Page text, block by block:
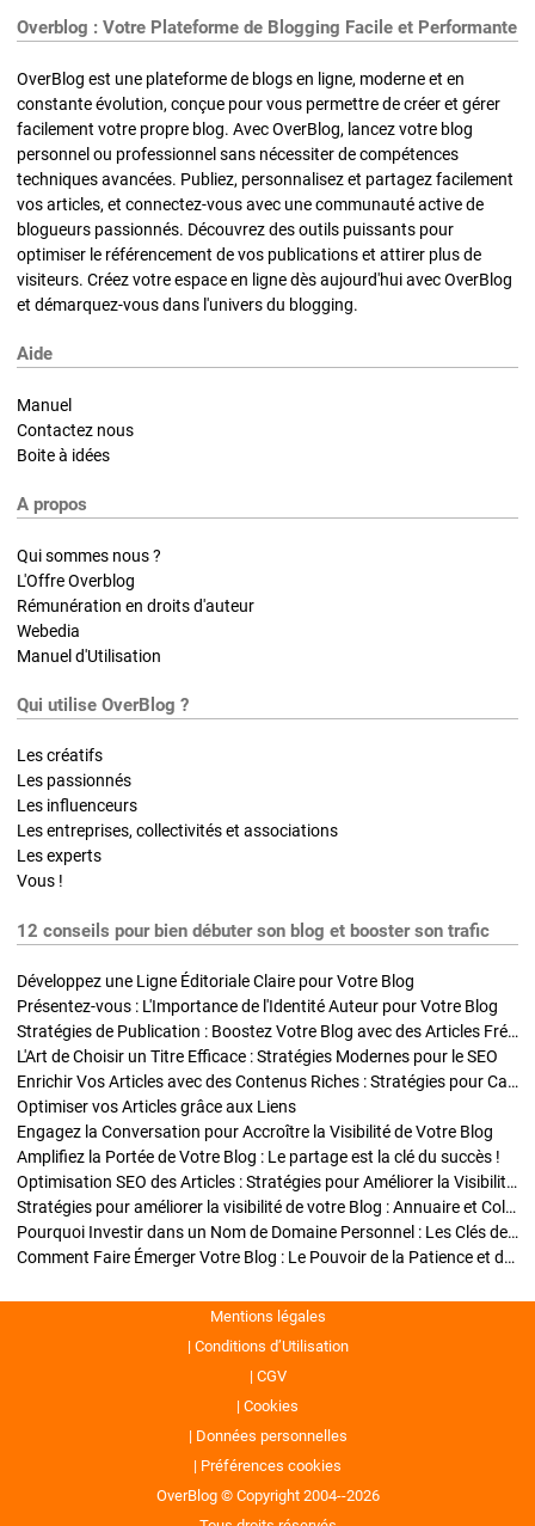
Overblog : Votre Plateforme de Blogging Facile et Performante
OverBlog est une plateforme de blogs en ligne, moderne et en
constante évolution, conçue pour vous permettre de créer et gérer
facilement votre propre blog. Avec OverBlog, lancez votre blog
personnel ou professionnel sans nécessiter de compétences
techniques avancées. Publiez, personnalisez et partagez facilement
vos articles, et connectez-vous avec une communauté active de
blogueurs passionnés. Découvrez des outils puissants pour
optimiser le référencement de vos publications et attirer plus de
visiteurs. Créez votre espace en ligne dès aujourd'hui avec OverBlog
et démarquez-vous dans l'univers du blogging.
Aide
Manuel
Contactez nous
Boite à idées
A propos
Qui sommes nous ?
L'Offre Overblog
Rémunération en droits d'auteur
Webedia
Manuel d'Utilisation
Qui utilise OverBlog ?
Les créatifs
Les passionnés
Les influenceurs
Les entreprises, collectivités et associations
Les experts
Vous !
12 conseils pour bien débuter son blog et booster son trafic
Développez une Ligne Éditoriale Claire pour Votre Blog
Présentez-vous : L'Importance de l'Identité Auteur pour Votre Blog
Stratégies de Publication : Boostez Votre Blog avec des Articles Fréquents et Exclusifs
L'Art de Choisir un Titre Efficace : Stratégies Modernes pour le SEO
Enrichir Vos Articles avec des Contenus Riches : Stratégies pour Captiver et Optimiser
Optimiser vos Articles grâce aux Liens
Engagez la Conversation pour Accroître la Visibilité de Votre Blog
Amplifiez la Portée de Votre Blog : Le partage est la clé du succès !
Optimisation SEO des Articles : Stratégies pour Améliorer la Visibilité de Votre Blog
Stratégies pour améliorer la visibilité de votre Blog : Annuaire et Collaborations
Pourquoi Investir dans un Nom de Domaine Personnel : Les Clés de la Réussite de Votre Blog
Comment Faire Émerger Votre Blog : Le Pouvoir de la Patience et de la Persévérance
Mentions légales
Conditions d’Utilisation
CGV
Cookies
Données personnelles
Préférences cookies
OverBlog © Copyright 2004--2026